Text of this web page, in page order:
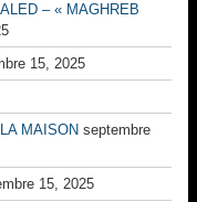
– « MAGHREB
15, 2025
MAISON septembre
15, 2025